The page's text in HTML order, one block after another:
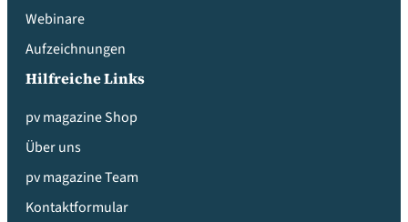
Webinare
Aufzeichnungen
Hilfreiche Links
pv magazine Shop
Über uns
pv magazine Team
Kontaktformular